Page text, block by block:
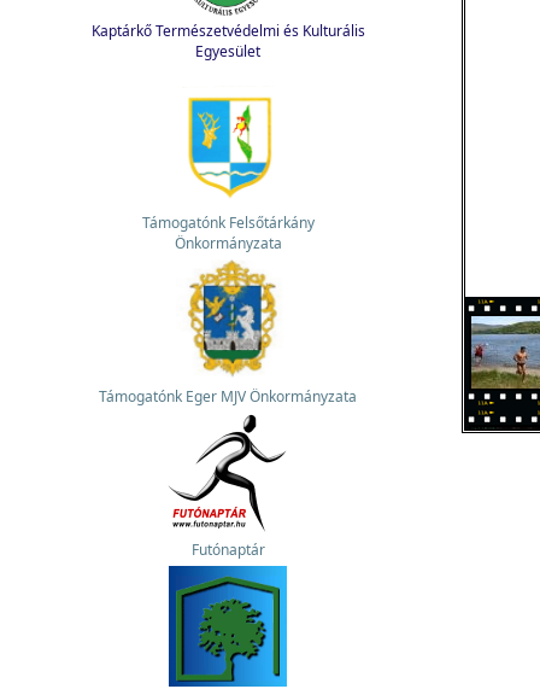
Kaptárkő Természetvédelmi és Kulturális
Egyesület
Támogatónk Felsőtárkány
Önkormányzata
Támogatónk Eger MJV Önkormányzata
Futónaptár